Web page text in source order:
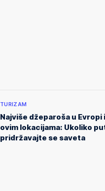
TURIZAM
Najviše džeparoša u Evropi
ovim lokacijama: Ukoliko
pridržavajte se saveta